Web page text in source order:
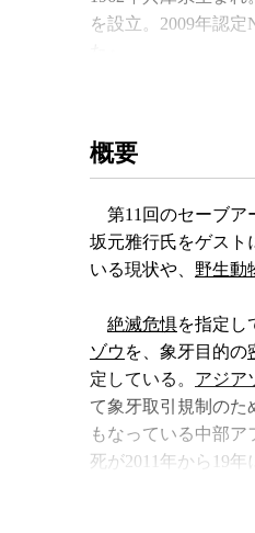
を設立。2009年認
オオヒシクイの裁判
概要
第11回のセーブア
坂元雅行氏をゲスト
いる現状や、 野生動
絶滅危惧を指定し
ゾウ を、象牙目的の
定している。 アジア
て象牙取引規制のた
もなっている中部ア
死が2011年から19